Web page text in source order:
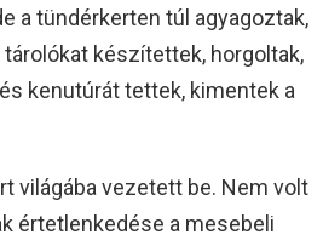
a tündérkerten túl agyagoztak,
készítettek, horgoltak,
kenutúrát tettek, kimentek a
világába vezetett be. Nem volt
értetlenkedése a mesebeli